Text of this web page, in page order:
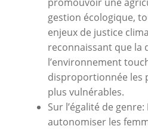
gestion écologique,
enjeux de justice
reconnaissant que la
l’environnement
disproportionnée les
plus vulnérables.
Sur l’égalité de
autonomiser les